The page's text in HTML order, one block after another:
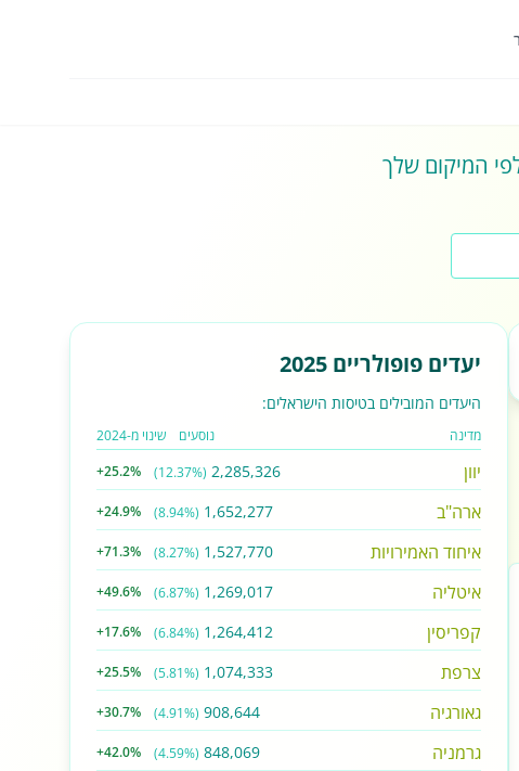
המיקום שלך
יעדים פופולריים 2025
היעדים המובילים בטיסות הישראלים:
מדינה נוסעים שינוי מ-2024
יוון 2,285,326
(12.37%)
+25.2%
ארה"ב 1,652,277
(8.94%)
+24.9%
איחוד האמירויות 1,527,770
(8.27%)
+71.3%
איטליה 1,269,017
(6.87%)
+49.6%
קפריסין 1,264,412
(6.84%)
+17.6%
צרפת 1,074,333
(5.81%)
+25.5%
גאורגיה 908,644
(4.91%)
+30.7%
גרמניה 848,069
(4.59%)
+42.0%